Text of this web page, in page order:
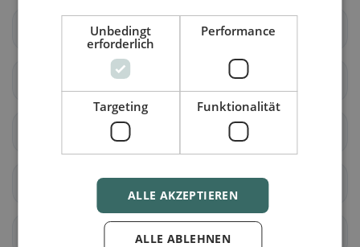
Grossaffoltern Kallnach
Radelfingen
Rapperswil (BE) Schüpfen
Aarwangen
Unbedingt
erforderlich
Performance
Targeting Funktionalität
ALLE AKZEPTIEREN
ALLE ABLEHNEN